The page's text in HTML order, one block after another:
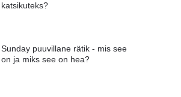
katsikuteks?
Sunday puuvillane rätik - mis see
on ja miks see on hea?